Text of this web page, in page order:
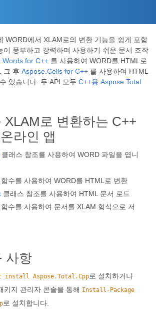
WORD에서 XLAM로의 변환 기능을 쉽게 포함
이 풍부하고 강력하며 사용하기 쉬운 문서 조작
for C++ 를 사용하여 WORD를 HTML로
그 후 Aspose.Cells for C++ 를 사용하여 HTML
있습니다. 두 API 모두 C++용 Aspose.Total
XLAM로 변환하는 C++
라인 앱
클래스 참조를 사용하여 WORD 파일을 엽니
수를 사용하여 WORD를 HTML로 변환
클래스 참조를 사용하여 HTML 문서 로드
수를 사용하여 문서를 XLAM 형식으로 저
사항
install Aspose.Total.Cpp로 설치하거나
키지 관리자 콘솔을 통해 Install-Package
로 설치합니다.